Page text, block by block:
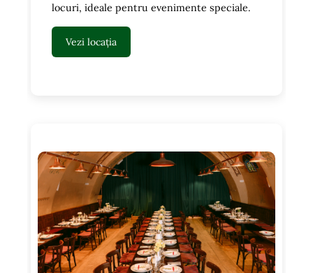
locuri, ideale pentru evenimente speciale.
Vezi locația